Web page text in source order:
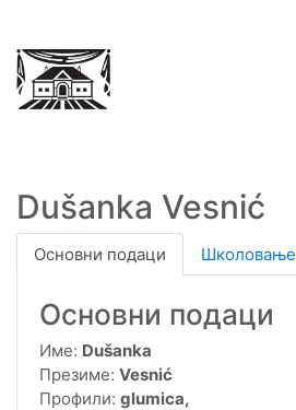
Dušanka Vesnić
Основни подаци Школовање
Основни подаци
Име: Dušanka
Презиме: Vesnić
Профили: glumica,